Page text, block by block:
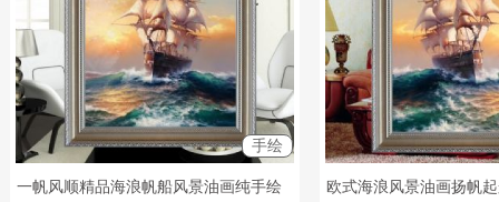
手绘
一帆风顺精品海浪帆船风景油画纯手绘
欧式海浪风景油画扬帆